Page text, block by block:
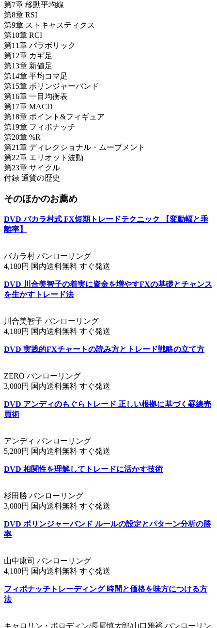
第7章 移動平均線
第8章 RSI
第9章 ストキャスティクス
第10章 RCI
第11章 パラボリック
第12章 カギ足
第13章 新値足
第14章 平均コマ足
第15章 ボリンジャーバンド
第16章 一目均衡表
第17章 MACD
第18章 ポイント&フィギュア
第19章 フィボナッチ
第20章 %R
第21章 ディレクショナル・ムーブメント
第22章 エリオット波動
第23章 サイクル
付録 通貨の歴史
そのほかのお薦め
DVD バカラ村式 FX短期トレードテクニック 【変動幅と乖
離率】
バカラ村 パンローリング
4,180円 国内送料無料 すぐ発送
DVD 川合美智子の着実に資金を増やすFXの基礎とチャンス
を生かすトレード法
川合美智子 パンローリング
4,180円 国内送料無料 すぐ発送
DVD 実践的FXチャートの読み方とトレード戦略の立て方
ZERO パンローリング
3,080円 国内送料無料 すぐ発送
DVD アンディのもぐらトレード 正しい根拠に基づく罫線売
買術
アンディ パンローリング
5,280円 国内送料無料 すぐ発送
DVD 相関性を理解してトレードに活かす技術
杉田勝 パンローリング
3,080円 国内送料無料 すぐ発送
DVD ボリンジャーバンド ルールの設定とパターン分析の勝
率
山中康司 パンローリング
4,180円 国内送料無料 すぐ発送
フィボナッチトレーディング 時間と価格を味方につける方
法
キャロリン・ボロディン/長尾慎太郎/山口雅裕 パンローリン